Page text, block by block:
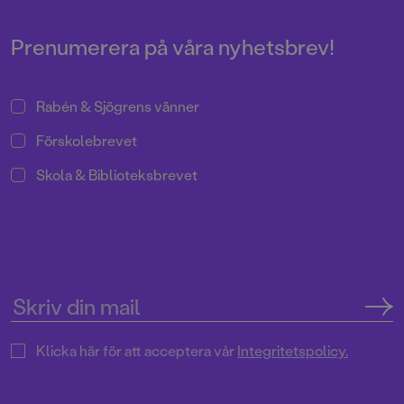
Prenumerera på våra nyhetsbrev!
Rabén & Sjögrens vänner
Förskolebrevet
Skola & Biblioteksbrevet
Klicka här för att acceptera vårIntegritetspolicy.